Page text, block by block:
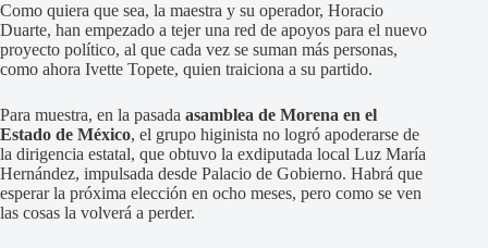
Como quiera que sea, la maestra y su operador, Horacio
Duarte, han empezado a tejer una red de apoyos para el nuevo
proyecto político, al que cada vez se suman más personas,
como ahora Ivette Topete, quien traiciona a su partido.
Para muestra, en la pasada asamblea de Morena en el
Estado de México, el grupo higinista no logró apoderarse de
la dirigencia estatal, que obtuvo la exdiputada local Luz María
Hernández, impulsada desde Palacio de Gobierno. Habrá que
esperar la próxima elección en ocho meses, pero como se ven
las cosas la volverá a perder.